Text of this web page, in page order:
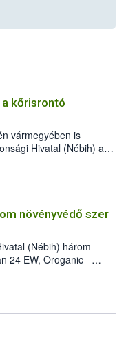
kőrisrontó
vármegyében is
Hivatal (Nébih) a
jelenlétét. A
meg, de már fertőzött
a szlovák
megállítása érdekében.
növényvédő szer
(Nébih) három
24 EW, Oroganic –
szüretet követően,
károsító elleni további
termesztésben is